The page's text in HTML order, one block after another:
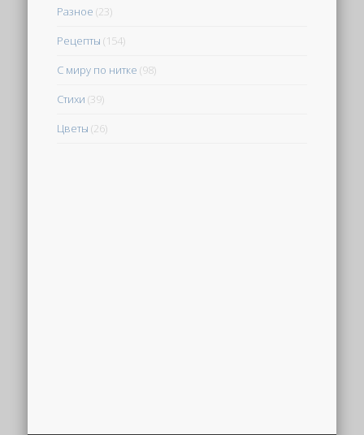
Разное (23)
Рецепты (154)
С миру по нитке (98)
Стихи (39)
Цветы (26)